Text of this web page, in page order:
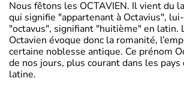
Nous fêtons les OCTAVIEN. Il vient du
qui signifie "appartenant à Octavius",
"octavus", signifiant "huitième" en latin.
Octavien évoque donc la romanité,
certaine noblesse antique. Ce prénom
de nos jours, plus courant dans les
latine.